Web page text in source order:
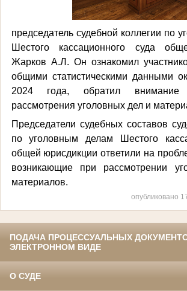
председатель судебной коллегии по
Шестого кассационного суда
Жарков А.Л. Он ознакомил
общими статистическими данными
2024 года, обратил внимание
рассмотрения уголовных дел и
Председатели судебных составов
по уголовным делам Шестого
общей юрисдикции ответили на
возникающие при рассмотрении
материалов.
опубликовано
ПОДАЧА ПРОЦЕССУАЛЬНЫХ
ЭЛЕКТРОННОМ ВИДЕ
О СУДЕ